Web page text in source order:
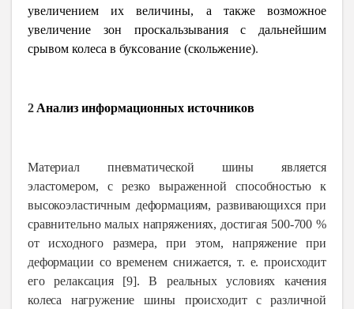
увеличением их величины, а также возможное
увеличение зон проскальзывания с дальнейшим
срывом колеса в буксование (скольжение).
2 Анализ информационных источников
Материал пневматической шины является
эластомером, с резко выраженной способностью к
высокоэластичным деформациям, развивающихся при
сравнительно малых напряжениях, достигая 500-700 %
от исходного размера, при этом, напряжение при
деформации со временем снижается, т. е. происходит
его релаксация [9]. В реальных условиях качения
колеса нагружение шины происходит с различной